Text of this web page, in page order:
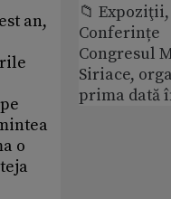
an,
o
📁
Conferințe
Congresul
Siriace,
prima dată